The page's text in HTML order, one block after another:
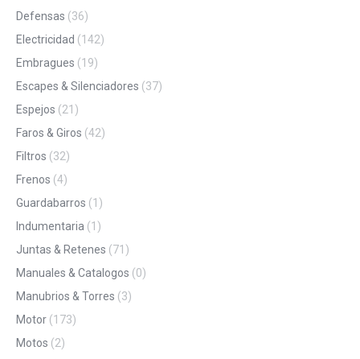
Defensas (36)
Electricidad (142)
Embragues (19)
Escapes & Silenciadores (37)
Espejos (21)
Faros & Giros (42)
Filtros (32)
Frenos (4)
Guardabarros (1)
Indumentaria (1)
Juntas & Retenes (71)
Manuales & Catalogos (0)
Manubrios & Torres (3)
Motor (173)
Motos (2)